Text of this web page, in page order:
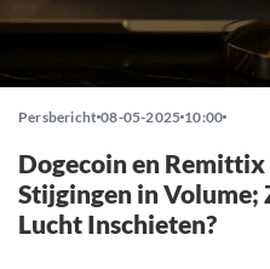
Persbericht 08-05-2025 10:00
Dogecoin en
Stijgingen in Volume;
Lucht Inschieten?